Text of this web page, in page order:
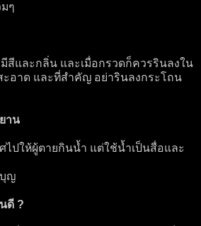
ๆ
สีและกลิ่น และเมื่อกรวดก็ควรรินลงใน
ะอาด และที่สำคัญ อย่ารินลงกระโถน
าน
ไปให้ผู้ตายกินน้ำ แต่ใช้น้ำเป็นสื่อและ
ญ
ดี ?